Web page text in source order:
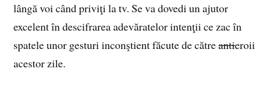
lângă voi când priviţi la tv. Se va dovedi un ajutor
excelent în descifrarea adevăratelor intenţii ce zac în
spatele unor gesturi inconştient făcute de cătreantieroii
acestor zile.